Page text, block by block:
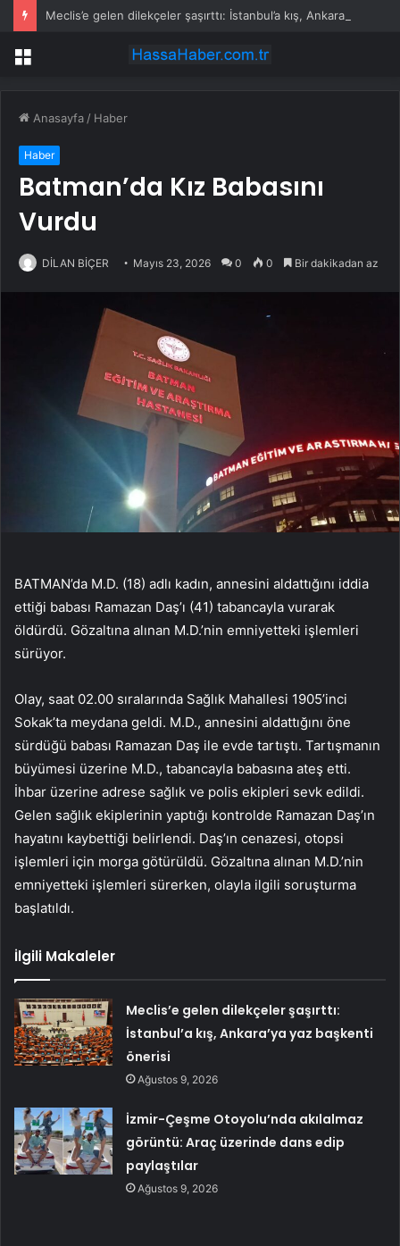
Menü
Anasayfa / Haber
Haber
Batman’da Kız Babasını
Vurdu
DİLAN BİÇER Mayıs 23, 2026 0 0 Bir dakikadan az
BATMAN’da M.D. (18) adlı kadın, annesini aldattığını iddia
ettiği babası Ramazan Daş’ı (41) tabancayla vurarak
öldürdü. Gözaltına alınan M.D.’nin emniyetteki işlemleri
sürüyor.
Olay, saat 02.00 sıralarında Sağlık Mahallesi 1905’inci
Sokak’ta meydana geldi. M.D., annesini aldattığını öne
sürdüğü babası Ramazan Daş ile evde tartıştı. Tartışmanın
büyümesi üzerine M.D., tabancayla babasına ateş etti.
İhbar üzerine adrese sağlık ve polis ekipleri sevk edildi.
Gelen sağlık ekiplerinin yaptığı kontrolde Ramazan Daş’ın
hayatını kaybettiği belirlendi. Daş’ın cenazesi, otopsi
işlemleri için morga götürüldü. Gözaltına alınan M.D.’nin
emniyetteki işlemleri sürerken, olayla ilgili soruşturma
başlatıldı.
İlgili Makaleler
Meclis’e gelen dilekçeler şaşırttı:
İstanbul’a kış, Ankara’ya yaz başkenti
önerisi
Ağustos 9, 2026
İzmir-Çeşme Otoyolu’nda akılalmaz
görüntü: Araç üzerinde dans edip
paylaştılar
Ağustos 9, 2026